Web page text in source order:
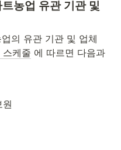
농업 유관 기관 및
의 유관 기관 및 업체
스케줄 에 따르면 다음과